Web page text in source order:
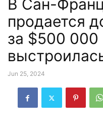
В Сан-
продается
за $500 000
Jun 25, 2024